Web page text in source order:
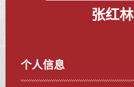
张红林
个人信息